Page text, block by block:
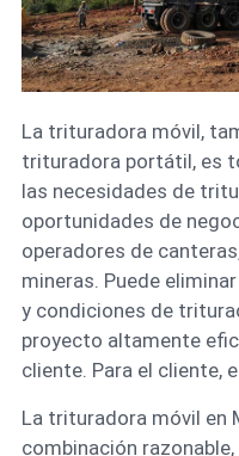
La trituradora móvil,
trituradora portátil, es
las necesidades de
oportunidades de
operadores de
mineras. Puede
y condiciones de
proyecto altamente
cliente. Para el cliente,
La trituradora móvil en
combinación